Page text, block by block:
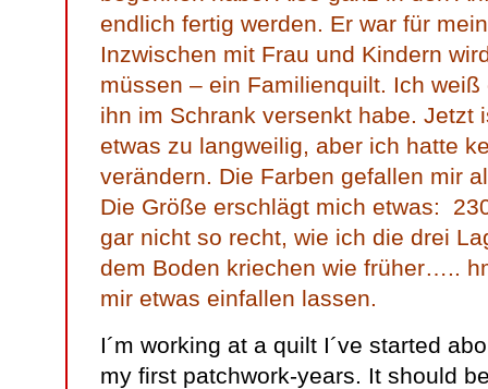
endlich fertig werden. Er war für
Inzwischen mit Frau und Kindern
müssen – ein Familienquilt. Ich
ihn im Schrank versenkt habe. Jetzt
etwas zu langweilig, aber ich hatte
verändern. Die Farben gefallen mir
Die Größe erschlägt mich etwas:
gar nicht so recht, wie ich die drei
dem Boden kriechen wie früher…..
mir etwas einfallen lassen.
I´m working at a quilt I´ve started
my first patchwork-years. It should